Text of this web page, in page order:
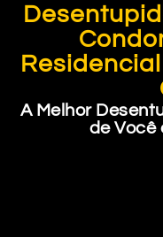
A Melhor
de Você